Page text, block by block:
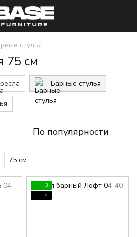
стулья
75 см
Барные стулья
По популярности
75 см
3
4